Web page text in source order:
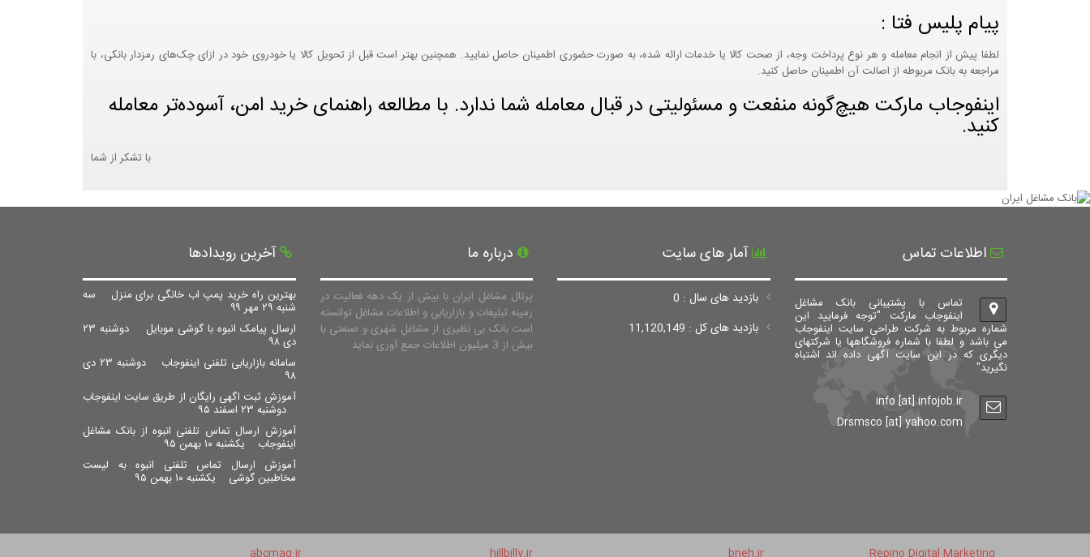
پیام پلیس فتا :
لطفا پیش از انجام معامله و هر نوع پرداخت وجه، از صحت کالا یا خدمات ارائه شده، به صورت حضوری اطمینان حاصل نمایید. همچنین بهتر است قبل از تحویل کالا یا خودروی خود در ازای چک‌های رمزدار بانکی، با
مراجعه به بانک مربوطه از اصالت آن اطمینان حاصل کنید.
اینفوجاب مارکت هیچ‌گونه منفعت و مسئولیتی در قبال معامله شما ندارد. با مطالعه راهنمای خرید امن، آسوده‌تر معامله
کنید.
با تشکر از شما
اطلاعات تماس
تماس با پشتیبانی بانک مشاغل
اینفوجاب مارکت "توجه فرمایید این
شماره مربوط به شرکت طراحی سایت اینفوجاب
می باشد و لطفا با شماره فروشگاهها یا شرکتهای
دیگری که در این سایت آگهی داده اند اشتباه
نگیرید"
info [at] infojob.ir
Drsmsco [at] yahoo.com
آمار های سایت
بازدید های سال : 0
بازدید های کل : 11,120,149
درباره ما
پرتال مشاغل ایران با بیش از یک دهه فعالیت در
زمینه تبلیغات و بازاریابی و اطلاعات مشاغل توانسته
است بانک بی نظیری از مشاغل شهری و صنعتی با
بیش از 3 میلیون اطلاعات جمع آوری نماید.
آخرین رویدادها
بهترین راه خرید پمپ اب خانگی برای منزل سه
شنبه ۲۹ مهر ۹۹
ارسال پیامک انبوه با گوشی موبایل
دوشنبه ۲۳
دی ۹۸
سامانه بازاریابی تلفنی اینفوجاب
دوشنبه ۲۳ دی
۹۸
آموزش ثبت اگهی رایگان از طریق سایت اینفوجاب
دوشنبه ۲۳ اسفند ۹۵
آموزش ارسال تماس تلفنی انبوه از بانک مشاغل
اینفوجاب یکشنبه ۱۰ بهمن ۹۵
آموزش ارسال تماس تلفنی انبوه به لیست
مخاطبین گوشی یکشنبه ۱۰ بهمن ۹۵